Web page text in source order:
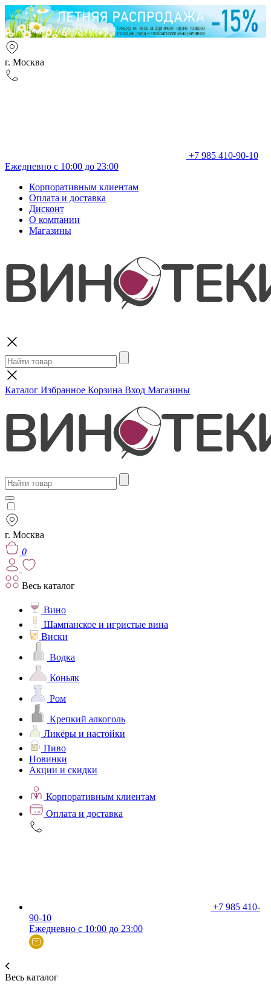
г. Москва
+7 985 410-90-10
Ежедневно с 10:00 до 23:00
Корпоративным клиентам
Оплата и доставка
Дисконт
О компании
Магазины
Каталог Избранное Корзина Вход Магазины
г. Москва
0
Весь каталог
Вино
Шампанское и игристые вина
Виски
Водка
Коньяк
Ром
Крепкий алкоголь
Ликёры и настойки
Пиво
Новинки
Акции и скидки
Корпоративным клиентам
Оплата и доставка
+7 985 410-
90-10
Ежедневно с 10:00 до 23:00
Весь каталог